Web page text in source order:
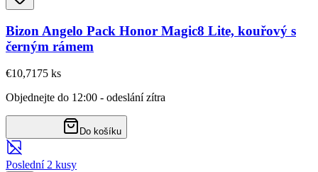
Bizon Angelo Pack Honor Magic8 Lite, kouřový s
černým rámem
€10,71 75 ks
Objednejte do 12:00 - odeslání zítra
Do košíku
Poslední 2 kusy